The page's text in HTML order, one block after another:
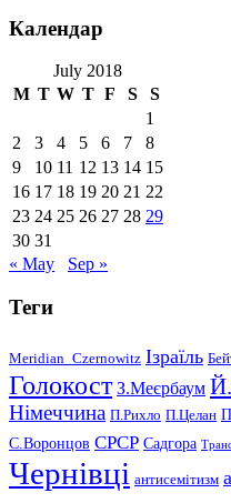
Календар
July 2018
M T W T F S
S
1
2
3 4 5 6 7
8
9
10 11 12 13 14 15
16 17 18 19 20 21 22
23 24 25 26 27 28 29
30 31
« May
Sep »
Теги
Meridian_Czernowitz Ізраїль
Голокост З.Меєрбаум
Німеччина П.Рихло П.Целан
С.Воронцов СРСР Садгора
Чернівці антисемітизм